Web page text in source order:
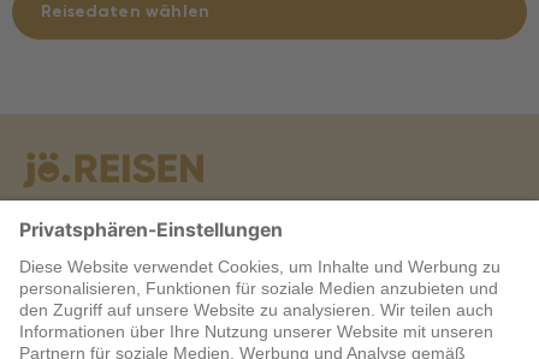
Reisedaten wählen
Warum jö?
Service